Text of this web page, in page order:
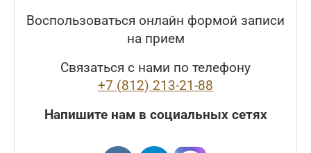
Воспользоваться онлайн формой записи
на прием
Связаться с нами по телефону
+7 (812) 213-21-88
Напишите нам в социальных сетях